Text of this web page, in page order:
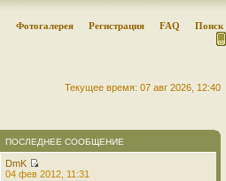
Фотогалерея Регистрация FAQ Поиск
Текущее время: 07 авг 2026, 12:40
ПОСЛЕДНЕЕ СООБЩЕНИЕ
DmK
04 фев 2012, 11:31